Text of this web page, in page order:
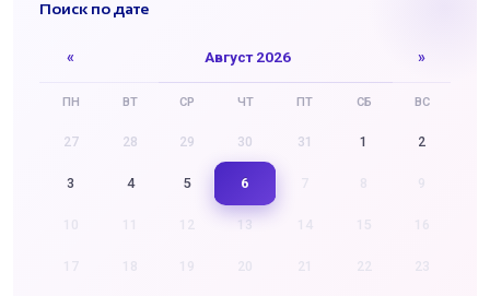
Поиск по дате
« Август 2026 »
ПН ВТ СР ЧТ ПТ СБ ВС
27 28 29 30 31 1 2
3 4 5 6
13 16
22 23